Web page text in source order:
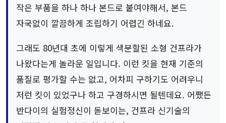
작은 부품을 하나 하나 본드로 붙여야해서, 본드
자국없이 깔끔하게 조립하기 어렵긴 하네요.
그래도 80년대 초에 이렇게 색분할된 소형 건프라가
나왔다는게 놀라운 일입니다. 이런 킷을 현재 기준의
품질로 평가할 수는 없고, 어차피 구하기도 어려우니
저런 킷이 있었구나 하고 구경하시면 될텐데요. 어쨌든
반다이의 실험정신이 돋보이는, 건프라 신기술의